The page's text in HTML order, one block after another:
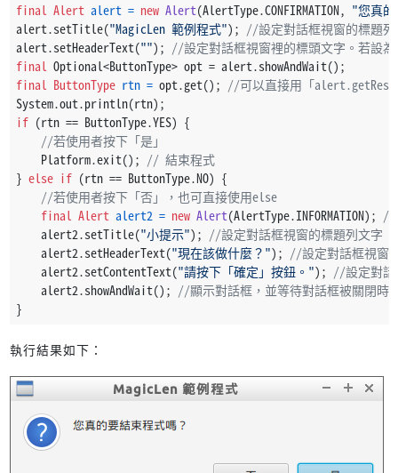
final Alert alert = new Alert(AlertType.CONFIRMATION, "您真
alert.setTitle("MagicLen 範例程式"); //設定對話框視窗的標題列
alert.setHeaderText(""); //設定對話框視窗裡的標頭文字。若設
final Optional<ButtonType> opt = alert.showAndWait();
final ButtonType rtn = opt.get(); //可以直接用「
System.out.println(rtn);
if (rtn == ButtonType.YES) {
//若使用者按下「是」
    Platform.exit();
// 結束程式
} else if (rtn == ButtonType.NO) {
//若使用者按下「否」，也可直接使用else
final Alert alert2 = new Alert(AlertType.INFORMATION); //
    alert2.setTitle(
"小提示"); //設定對話框視窗的標題列文字
    alert2.setHeaderText(
"現在該做什麼？"); //設定對話框視窗
    alert2.setContentText(
"請按下「確定」按鈕。"); //設定對話
    alert2.showAndWait();
//顯示對話框，並等待對話框被關閉時
}
執行結果如下：